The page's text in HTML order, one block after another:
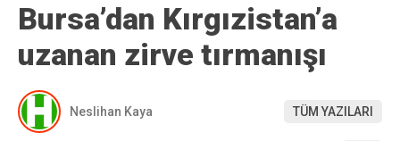
Bursa’dan Kırgızistan’a
uzanan zirve tırmanışı
Neslihan Kaya TÜM YAZILARI